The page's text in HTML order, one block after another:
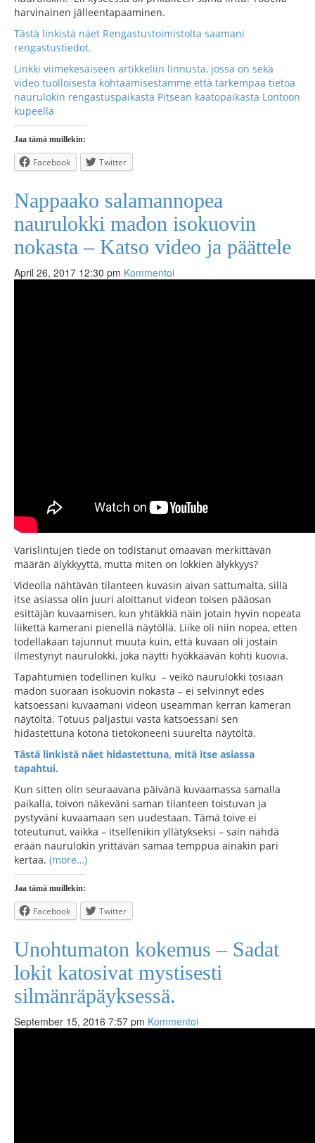
harvinainen jälleentapaaminen.
Tästä linkistä näet Rengastustoimistolta saamani
rengastustiedot.
Linkki viimekesäiseen artikkeliin linnusta, jossa on sekä
video tuolloisesta kohtaamisestamme että tarkempaa tietoa
naurulokin rengastuspaikasta Pitsean kaatopaikasta Lontoon
kupeella
Jaa tämä muillekin:
Facebook Twitter
Nappaako salamannopea
naurulokki madon isokuovin
nokasta – Katso video ja päättele
April 26, 2017 12:30 pm Kommentoi
Varislintujen tiede on todistanut omaavan merkittävän
määrän älykkyyttä, mutta miten on lokkien älykkyys?
Videolla nähtävän tilanteen kuvasin aivan sattumalta, sillä
itse asiassa olin juuri aloittanut videon toisen pääosan
esittäjän kuvaamisen, kun yhtäkkiä näin jotain hyvin nopeata
liikettä kamerani pienellä näytöllä. Liike oli niin nopea, etten
todellakaan tajunnut muuta kuin, että kuvaan oli jostain
ilmestynyt naurulokki, joka näytti hyökkäävän kohti kuovia.
Tapahtumien todellinen kulku – veikö naurulokki tosiaan
madon suoraan isokuovin nokasta – ei selvinnyt edes
katsoessani kuvaamani videon useamman kerran kameran
näytöltä. Totuus paljastui vasta katsoessani sen
hidastettuna kotona tietokoneeni suurelta näytöltä.
Tästä linkistä näet hidastettuna, mitä itse asiassa
tapahtui.
Kun sitten olin seuraavana päivänä kuvaamassa samalla
paikalla, toivon näkeväni saman tilanteen toistuvan ja
pystyväni kuvaamaan sen uudestaan. Tämä toive ei
toteutunut, vaikka – itsellenikin yllätykseksi – sain nähdä
erään naurulokin yrittävän samaa temppua ainakin pari
kertaa. (more…)
Jaa tämä muillekin:
Facebook Twitter
Unohtumaton kokemus – Sadat
lokit katosivat mystisesti
silmänräpäyksessä.
September 15, 2016 7:57 pm Kommentoi